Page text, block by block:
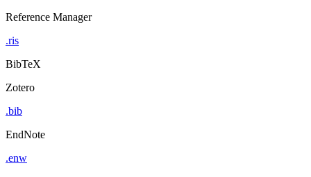
Reference Manager
.ris
BibTeX
Zotero
.bib
EndNote
.enw